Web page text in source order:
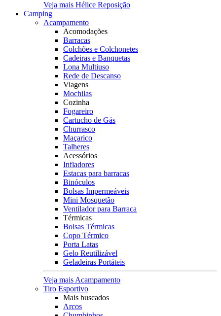
Veja mais Hélice Reposição
Camping
Acampamento
Acomodações
Barracas
Colchões e Colchonetes
Cadeiras e Banquetas
Lona Multiuso
Rede de Descanso
Viagens
Mochilas
Cozinha
Fogareiro
Cartucho de Gás
Churrasco
Maçarico
Talheres
Acessórios
Infladores
Estacas para barracas
Binóculos
Bolsas Impermeáveis
Mini Mosquetão
Ventilador para Barraca
Térmicas
Bolsas Térmicas
Copo Térmico
Porta Latas
Gelo Reutilizável
Geladeiras Portáteis
Veja mais Acampamento
Tiro Esportivo
Mais buscados
Arcos